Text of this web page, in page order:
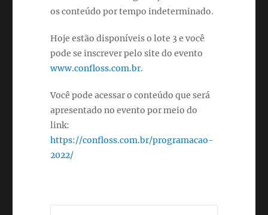
os conteúdo por tempo indeterminado.
Hoje estão disponíveis o lote 3 e você
pode se inscrever pelo site do evento
www.confloss.com.br.
Você pode acessar o conteúdo que será
apresentado no evento por meio do
link:
https://confloss.com.br/programacao-
2022/